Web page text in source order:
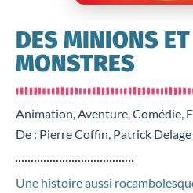
DES MINIONS
MONSTRES
Animation, Aventure, Comédie,
De : Pierre Coffin, Patrick Delage
Une histoire aussi